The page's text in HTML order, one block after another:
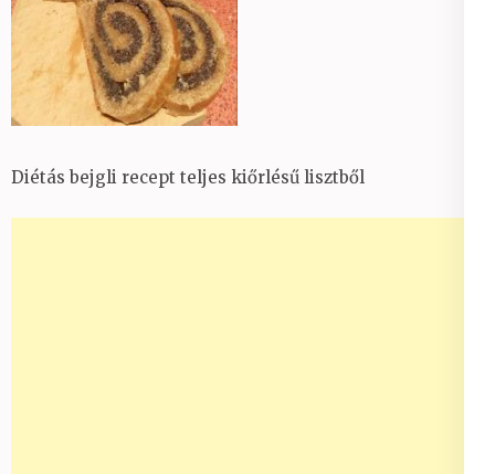
Diétás bejgli recept teljes kiőrlésű lisztből